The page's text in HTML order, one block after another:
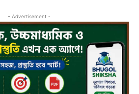
- Advertisement -